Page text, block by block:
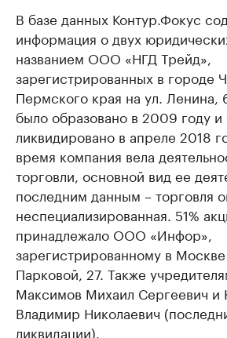
В базе данных Контур.Фокус
информация о двух
названием ООО «НГД Трейд»,
зарегистрированных в городе
Пермского края на ул. Ленина,
было образовано в 2009 году
ликвидировано в апреле 2018
время компания вела
торговли, основной вид ее
последним данным – торговля
неспециализированная. 51%
принадлежало ООО «Инфор»,
зарегистрированному в
Парковой, 27. Также
Максимов Михаил Сергеевич и
Владимир Николаевич
ликвидации).